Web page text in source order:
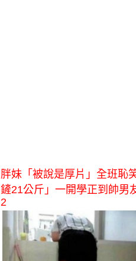
胖妹「被說是厚片」全班恥
鏟21公斤」一開學正到帥男
2